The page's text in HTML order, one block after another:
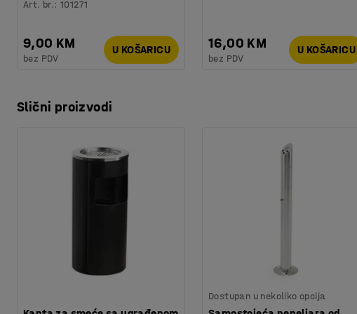
Art. br.:101271
9,00 KM
bez PDV
U KOŠARICU 16,00 KM
bez PDV
U KOŠARICU
Slični proizvodi
Dostupan u nekoliko opcija